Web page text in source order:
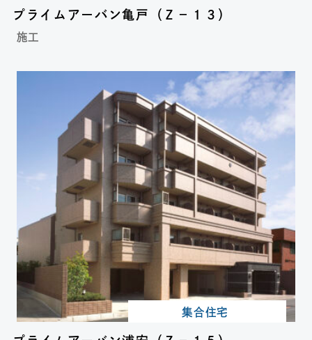
プライムアーバン亀戸（Ｚ－１３）
施工
集合住宅